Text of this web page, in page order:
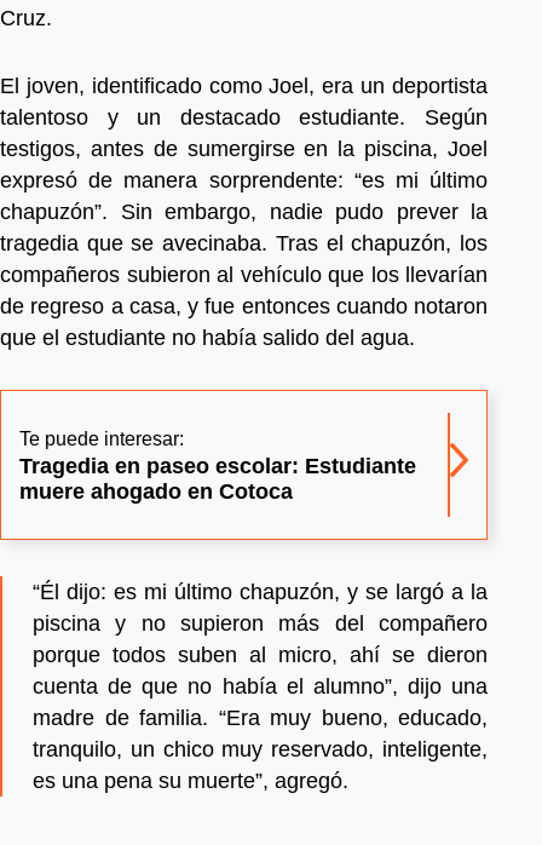
Cruz.
El joven, identificado como Joel, era un deportista
talentoso y un destacado estudiante. Según
testigos, antes de sumergirse en la piscina, Joel
expresó de manera sorprendente: “es mi último
chapuzón”. Sin embargo, nadie pudo prever la
tragedia que se avecinaba. Tras el chapuzón, los
compañeros subieron al vehículo que los llevarían
de regreso a casa, y fue entonces cuando notaron
que el estudiante no había salido del agua.
Te puede interesar:
Tragedia en paseo escolar: Estudiante
muere ahogado en Cotoca
“Él dijo: es mi último chapuzón, y se largó a la
piscina y no supieron más del compañero
porque todos suben al micro, ahí se dieron
cuenta de que no había el alumno”, dijo una
madre de familia. “Era muy bueno, educado,
tranquilo, un chico muy reservado, inteligente,
es una pena su muerte”, agregó.